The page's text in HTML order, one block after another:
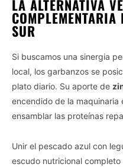
LA ALTERNATIVA
SUR
Si buscamos una sinergia
local, los garbanzos se
plato diario. Su aporte de
encendido de la maquinaria
ensamblar las proteínas
Unir el pescado azul con
escudo nutricional